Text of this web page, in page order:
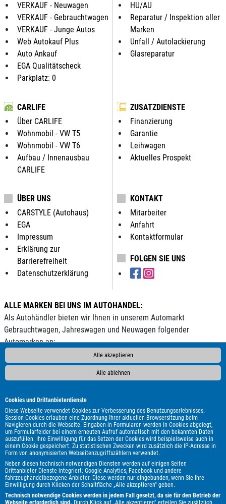
Alle akzeptieren
Alle ablehnen
Cookies und Drittanbieterdienste
Diese Webseite verwendet Cookies zur Verbesserung des Benutzungserlebnisses.
Session-Cookies erlauben eine Zuordnung Ihrer aktuellen Browsersitzung beim
Navigieren durch die Webseite. Eingaben in Formularen werden in Cookies abgelegt,
um Formularfelder bei einem erneuten Aufruf automatisch mit den bekannten Daten
auszufüllen. Ihre Einwilligung für das Setzen der Cookies wird beispielsweise auch in
einem Cookie gespeichert. Zu statistischen Zwecken wird zusätzlich die IP-Adresse in
Form von anonymisierten Webseitenzugriffszählern verwendet.
Neben diesen technisch notwendigen Diensten werden auf einigen Seiten
Drittanbieter-Dienste integriert: Google Analytics, Facebook und andere
fahrzeughandelbezogene Anbieter. Diese werden nur eingebunden, wenn Sie Ihre
Einwilligung durch Klicken der Schaltfläche „Alle akzeptieren" geben.
Technisch notwendige Cookies werden in jedem Fall gesetzt, da sie für den Betrieb der
Webseite erforderlich sind. Durch Klick auf „Alle akzeptieren" erteilen Sie zusätzlich
VERKAUF - Neuwagen
VERKAUF - Gebrauchtwagen
VERKAUF - Junge Autos
Web Autokauf Plus
Auto Ankauf
EGA Qualitätscheck
Parkplatz: 0
HU/AU
Reparatur / Inspektion aller
Marken
Unfall / Autolackierung
Glasreparatur
CARLIFE
Über CARLIFE
Wohnmobil - VW T5
Wohnmobil - VW T6
Aufbau / Innenausbau
CARLIFE
ZUSATZDIENSTE
Finanzierung
Garantie
Leihwagen
Aktuelles Prospekt
ÜBER UNS
CARSTYLE (Autohaus)
EGA
Impressum
Erklärung zur
Barrierefreiheit
Datenschutzerklärung
KONTAKT
Mitarbeiter
Anfahrt
Kontaktformular
FOLGEN SIE UNS
ALLE MARKEN BEI UNS IM AUTOHANDEL:
Als Autohändler bieten wir Ihnen in unserem Automarkt
Gebrauchtwagen, Jahreswagen und Neuwagen folgender
Automarken an:
ALPINA Abarth Adria Aixam Alfa Romeo Audi
BMW
Bürstner CS Reisemobile
DAF
DFSK DS Automobiles
Elnagh
Etrusco Eura Mobil Fiat Fleurette Ford
GWM
Genesis
HYMER / ERIBA / HYMERCAR
Harley-Davidson
Hobby
Honda Hyundai Infiniti Itineo Jaguar
Jeep
KGM
Kia Knaus LMC Lada Land Rover
Lexus
MAN
MG MINI Malibu Maserati Maxus
Mercedes-Benz
Mitsubishi Mooveo Multicar
Opel
Peugeot Plymouth Polestar Porsche
Pössl
Renault
Royal Alloy Seat Skoda Smart
Ssangyong